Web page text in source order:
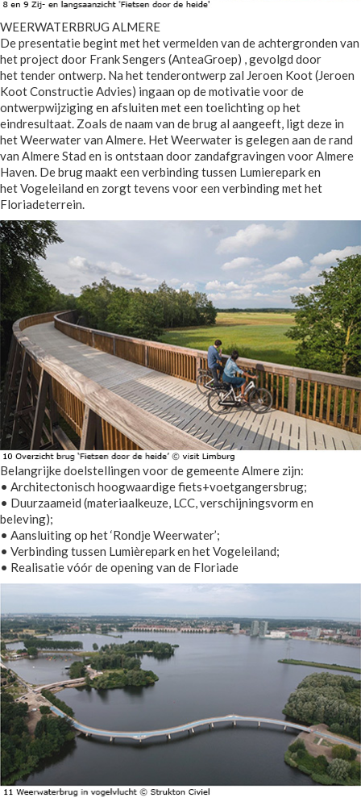
WEERWATERBRUG ALMERE
De presentatie begint met het vermelden van de achtergronden van
het project door Frank Sengers (AnteaGroep) , gevolgd door
het tender ontwerp. Na het tenderontwerp zal Jeroen Koot (Jeroen
Koot Constructie Advies) ingaan op de motivatie voor de
ontwerpwijziging en afsluiten met een toelichting op het
eindresultaat. Zoals de naam van de brug al aangeeft, ligt deze in
het Weerwater van Almere. Het Weerwater is gelegen aan de rand
van Almere Stad en is ontstaan door zandafgravingen voor Almere
Haven. De brug maakt een verbinding tussen Lumierepark en
het Vogeleiland en zorgt tevens voor een verbinding met het
Floriadeterrein.
Belangrijke doelstellingen voor de gemeente Almere zijn:
• Architectonisch hoogwaardige fiets+voetgangersbrug;
• Duurzaameid (materiaalkeuze, LCC, verschijningsvorm en
beleving);
• Aansluiting op het ‘Rondje Weerwater’;
• Verbinding tussen Lumièrepark en het Vogeleiland;
• Realisatie vóór de opening van de Floriade